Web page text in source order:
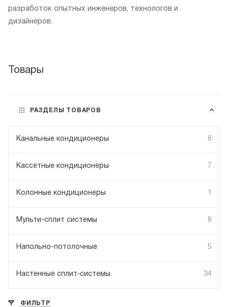
разработок опытных инженеров, технологов и
дизайнеров.
Товары
РАЗДЕЛЫ ТОВАРОВ
Канальные кондиционеры 6
Кассетные кондиционеры 7
Колонные кондиционеры 1
Мульти-сплит системы 8
Напольно-потолочные 5
Настенные сплит-системы 34
ФИЛЬТР